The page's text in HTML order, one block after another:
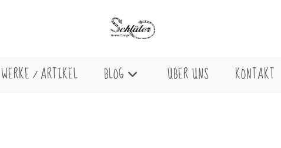
WERKE / ARTIKEL BLOG ÜBER UNS KONTAKT